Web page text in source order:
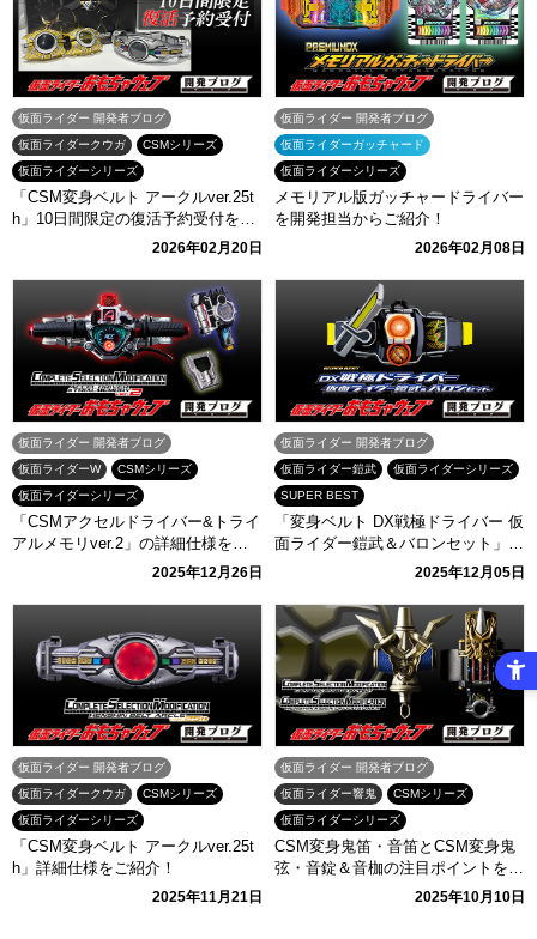
仮面ライダー 開発者ブログ
仮面ライダークウガ
CSMシリーズ
仮面ライダーシリーズ
「CSM変身ベルト アークルver.25t
h」10日間限定の復活予約受付を実
2026年02月20日
仮面ライダー 開発者ブログ
仮面ライダーガッチャード
仮面ライダーシリーズ
メモリアル版ガッチャードライバー
を開発担当からご紹介！
2026年02月08日
仮面ライダー 開発者ブログ
仮面ライダーW
CSMシリーズ
仮面ライダーシリーズ
「CSMアクセルドライバー&トライ
アルメモリver.2」の詳細仕様をご
2025年12月26日
仮面ライダー 開発者ブログ
仮面ライダー鎧武
仮面ライダーシリーズ
SUPER BEST
「変身ベルト DX戦極ドライバー 仮
面ライダー鎧武＆バロンセット」が
SUPER BESTシリーズで登場！開
2025年12月05日
仮面ライダー 開発者ブログ
仮面ライダークウガ
CSMシリーズ
仮面ライダーシリーズ
「CSM変身ベルト アークルver.25t
h」詳細仕様をご紹介！
2025年11月21日
仮面ライダー 開発者ブログ
仮面ライダー響鬼
CSMシリーズ
仮面ライダーシリーズ
CSM変身鬼笛・音笛とCSM変身鬼
弦・音錠＆音枷の注目ポイントをご
2025年10月10日